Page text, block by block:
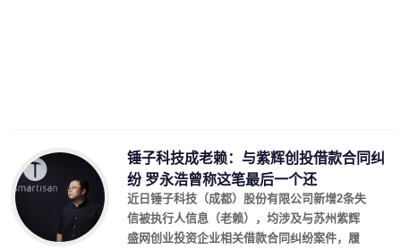
锤子科技成老赖：与紫辉创投借款合同纠
纷 罗永浩曾称这笔最后一个还
近日锤子科技（成都）股份有限公司新增2条失
信被执行人信息（老赖），均涉及与苏州紫辉
盛网创业投资企业相关借款合同纠纷案件，履